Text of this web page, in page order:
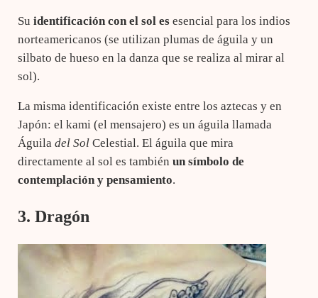
Su identificación con el sol es esencial para los indios
norteamericanos (se utilizan plumas de águila y un
silbato de hueso en la danza que se realiza al mirar al
sol).
La misma identificación existe entre los aztecas y en
Japón: el kami (el mensajero) es un águila llamada
Águila del SolCelestial. El águila que mira
directamente al sol es también un símbolo de
contemplación y pensamiento.
3. Dragón